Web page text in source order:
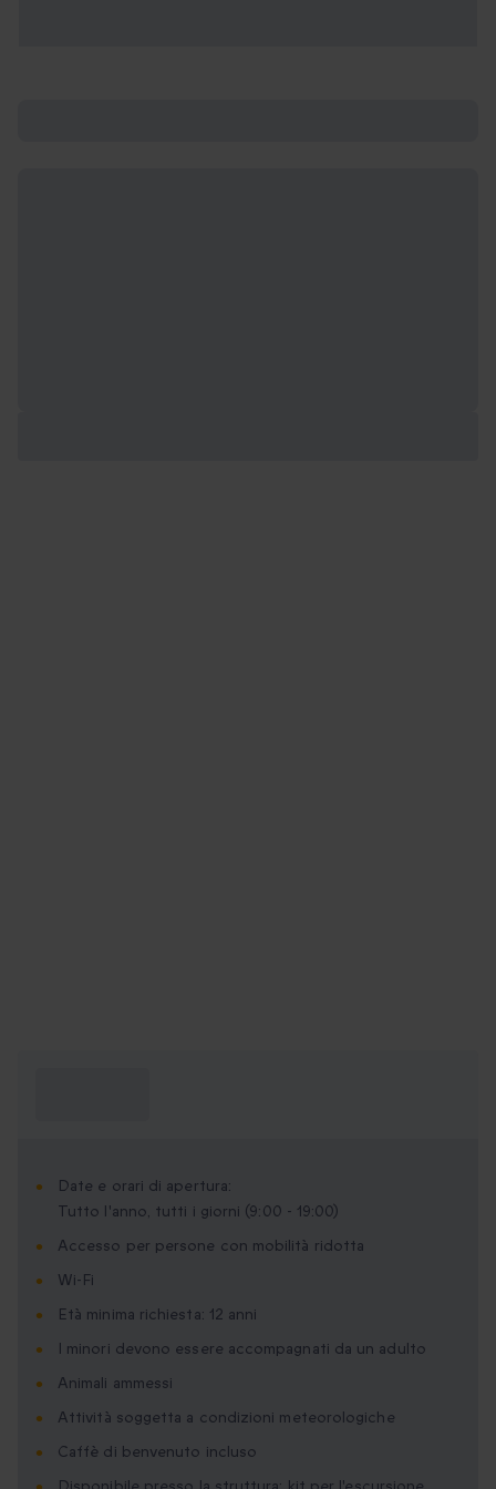
Date e orari di apertura:
Tutto l'anno, tutti i giorni (9:00 - 19:00)
Accesso per persone con mobilità ridotta
Wi-Fi
Età minima richiesta: 12 anni
I minori devono essere accompagnati da un adulto
Animali ammessi
Attività soggetta a condizioni meteorologiche
Caffè di benvenuto incluso